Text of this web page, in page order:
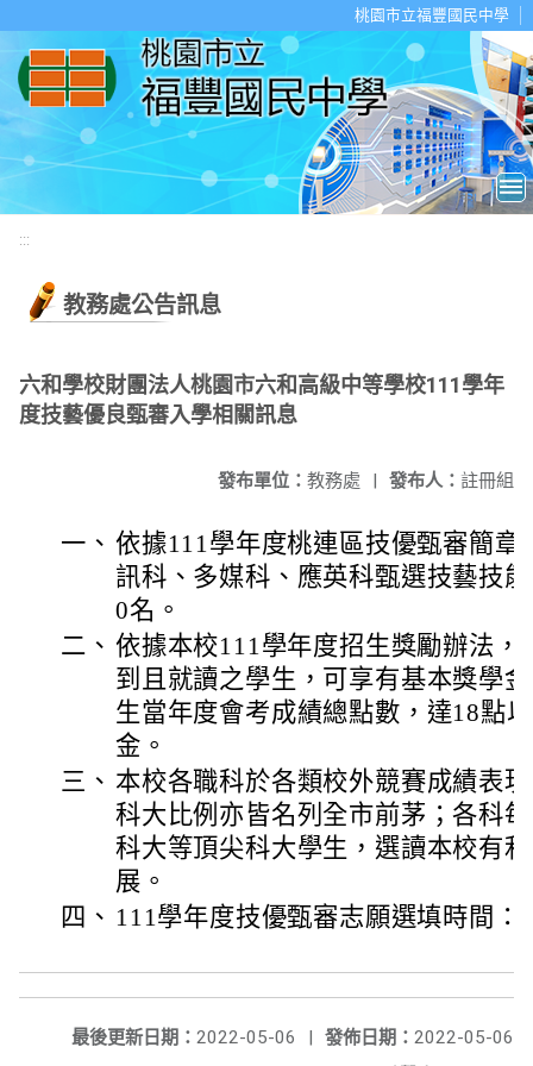
桃園市立福豐國民中學
:::
教務處公告訊息
六和學校財團法人桃園市六和高級中等學校111學年
度技藝優良甄審入學相關訊息
發布人： 註冊組
發布單位： 教務處 |
一、 依據111學年度桃連區技優甄審簡章
訊科、多媒科、應英科甄選技藝技
0名。
二、 依據本校111學年度招生獎勵辦法，
到且就讀之學生，可享有基本獎學
生當年度會考成績總點數，達18點
金。
三、 本校各職科於各類校外競賽成績表
科大比例亦皆名列全市前茅；各科
科大等頂尖科大學生，選讀本校有
展。
四、 111學年度技優甄審志願選填時間
發佈日期： 2022-05-06
最後更新日期： 2022-05-06
|